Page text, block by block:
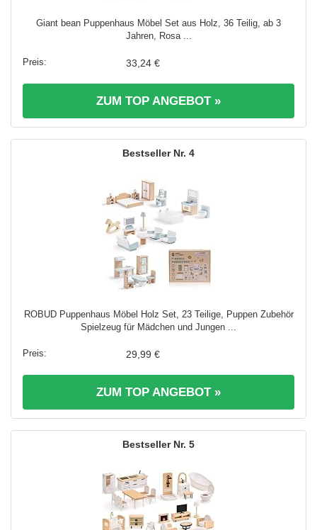
Giant bean Puppenhaus Möbel Set aus Holz, 36 Teilig, ab 3
Jahren, Rosa ...
33,24 €
ZUM TOP ANGEBOT »
4
ROBUD Puppenhaus Möbel Holz Set, 23 Teilige, Puppen Zubehör
Spielzeug für Mädchen und Jungen ...
29,99 €
ZUM TOP ANGEBOT »
5